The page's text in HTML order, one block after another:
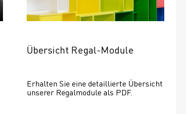
Übersicht Regal-Module
Erhalten Sie eine detaillierte Übersicht
unserer Regalmodule als PDF.